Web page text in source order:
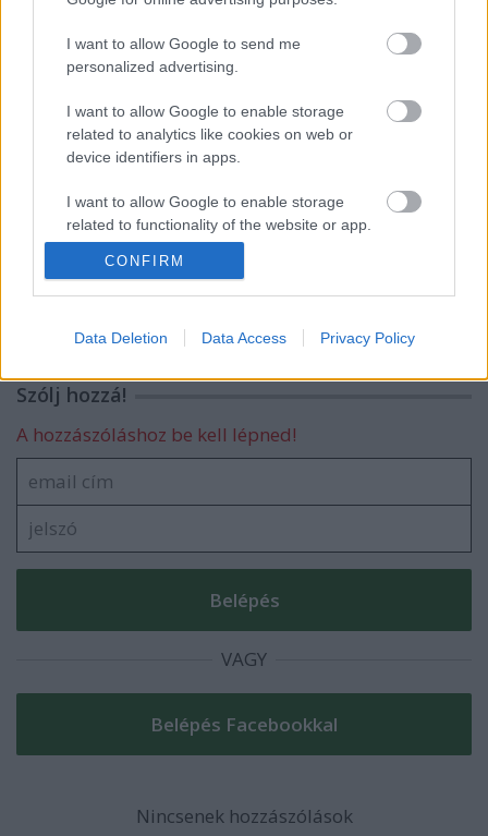
I want to allow Google to send me
personalized advertising.
I want to allow Google to enable storage
related to analytics like cookies on web or
device identifiers in apps.
I want to allow Google to enable storage
related to functionality of the website or app.
I want to allow Google to enable storage
related to personalization.
I want to allow Google to enable storage
functionality and fraud prevention, and other
user protection.
CONFIRM
Data Deletion Data Access Privacy Policy
Lanzi visszatér
Kudarc után siker?
Kirkhamé az első vér
Szólj hozzá!
A hozzászóláshoz be kell lépned!
VAGY
Nincsenek hozzászólások